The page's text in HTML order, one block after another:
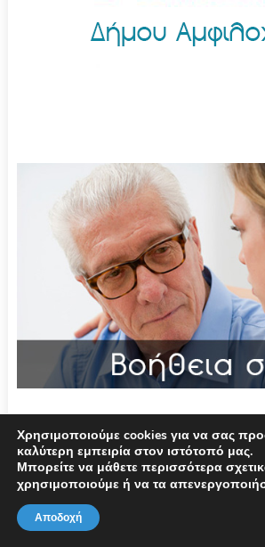
Χρησιμοποιούμε cookies για να σας
καλύτερη εμπειρία στον ιστότοπό μας.
Μπορείτε να μάθετε περισσότερα
χρησιμοποιούμε ή να τα
Αποδοχή